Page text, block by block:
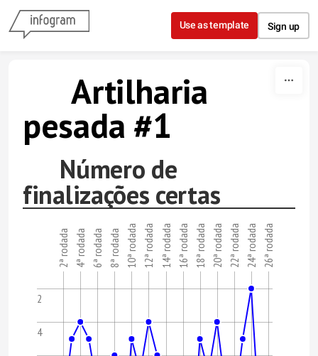
Skip to content
Use as template Sign up
Artilharia
pesada #1
Número de
finalizações certas
2
4
2ª rodada 4ª rodada 6ª rodada 8ª rodada 10ª rodada 12ª rodada 14ª rodada 16ª rodada 18ª rodada 20ª rodada 22ª rodada 24ª rodada 26ª rodada